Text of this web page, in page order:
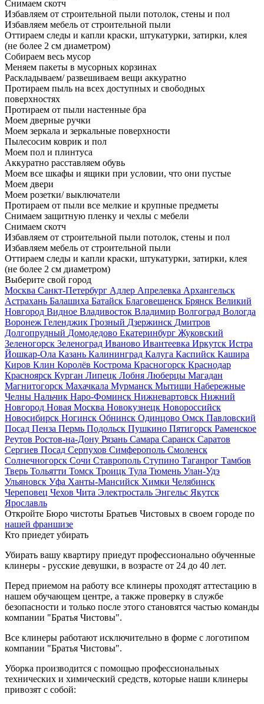
Снимаем скотч
Избавляем от строительной пыли потолок, стены и пол
Избавляем мебель от строительной пыли
Оттираем следы и капли краски, штукатурки, затирки, клея
(не более 2 см диаметром)
Собираем весь мусор
Меняем пакеты в мусорных корзинах
Раскладываем/ развешиваем вещи аккуратно
Протираем пыль на всех доступных и свободных
поверхностях
Протираем от пыли настенные бра
Моем дверные ручки
Моем зеркала и зеркальные поверхности
Пылесосим коврик и пол
Моем пол и плинтуса
Аккуратно расставляем обувь
Моем все шкафы и ящики при условии, что они пустые
Моем двери
Моем розетки/ выключатели
Протираем от пыли все мелкие и крупные предметы
Снимаем защитную пленку и чехлы с мебели
Снимаем скотч
Избавляем от строительной пыли потолок, стены и пол
Избавляем мебель от строительной пыли
Оттираем следы и капли краски, штукатурки, затирки, клея
(не более 2 см диаметром)
Выберите свой город
Москва Санкт-Петербург Адлер Апрелевка Архангельск
Астрахань Балашиха Батайск Благовещенск Брянск Великий
Новгород Видное Владивосток Владимир Волгоград Вологда
Воронеж Геленджик Грозный Дзержинск Дмитров
Долгопрудный Домодедово Екатеринбург Жуковский
Зеленогорск Зеленоград Иваново Ивантеевка Иркутск Истра
Йошкар-Ола Казань Калининград Калуга Каспийск Кашира
Киров Клин Королёв Кострома Красногорск Краснодар
Красноярск Курган Липецк Лобня Люберцы Магадан
Магнитогорск Махачкала Мурманск Мытищи Набережные
Челны Нальчик Наро-Фоминск Нижневартовск Нижний
Новгород Новая Москва Новокузнецк Новороссийск
Новосибирск Ногинск Обнинск Одинцово Омск Павловский
Посад Пенза Пермь Подольск Пушкино Пятигорск Раменское
Реутов Ростов-на-Дону Рязань Самара Саранск Саратов
Сергиев Посад Серпухов Симферополь Смоленск
Солнечногорск Сочи Ставрополь Ступино Таганрог Тамбов
Тверь Тольятти Томск Троицк Тула Тюмень Улан-Удэ
Ульяновск Уфа Ханты-Мансийск Химки Челябинск
Череповец Чехов Чита Электросталь Энгельс Якутск
Ярославль
Откройте Бюро чистоты Братьев Чистовых в своем городе по
нашей франшизе
Кто приедет убирать
Убирать вашу квартиру приедут профессионально обученные
клинеры - русские девушки, в возрасте от 24 до 40 лет.
Перед приемом на работу все клинеры проходят аттестацию в
нашем обучающем центре, а также проверку в службе
безопасности и только после этого становятся частью команды
компании "Братья Чистовы".
Все клинеры работают исключительно в форме с логотипом
компании "Братья Чистовы".
Уборка производится с помощью профессиональных
технических и химический средств, которые наши клинеры
привозят с собой: